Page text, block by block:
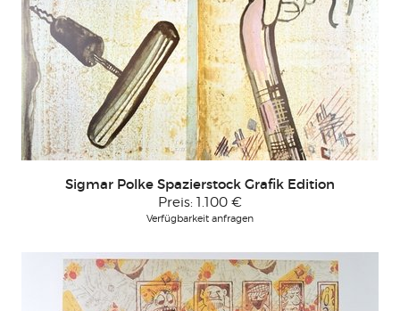
Sigmar Polke Spazierstock Grafik Edition
Preis: 1.100 €
Verfügbarkeit anfragen